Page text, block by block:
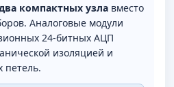
компактных узла вместо
Аналоговые модули
24-битных АЦП
изоляцией и
петель.